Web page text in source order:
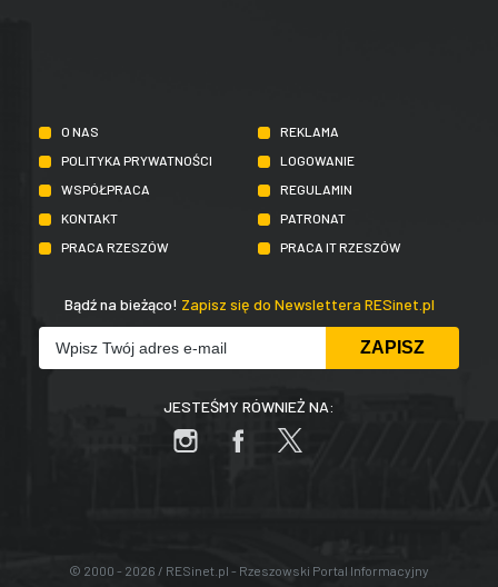
O NAS
REKLAMA
POLITYKA PRYWATNOŚCI
LOGOWANIE
WSPÓŁPRACA
REGULAMIN
KONTAKT
PATRONAT
PRACA RZESZÓW
PRACA IT RZESZÓW
Bądź na bieżąco! Zapisz się do Newslettera RESinet.pl
JESTEŚMY RÓWNIEŻ NA:
© 2000 - 2026 / RESinet.pl - Rzeszowski Portal Informacyjny